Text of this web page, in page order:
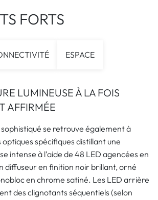
FORTS
ESPACE
LUMINEUSE À LA FOIS
AFFIRMÉE
se retrouve également à
spécifiques distillant une
intense à l’aide de 48 LED agencées en
diffuseur en finition noir brillant, orné
en chrome satiné. Les LED arrière
des clignotants séquentiels (selon